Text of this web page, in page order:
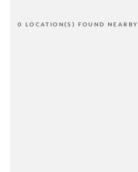
0 LOCATION(S) FOUND NEARBY